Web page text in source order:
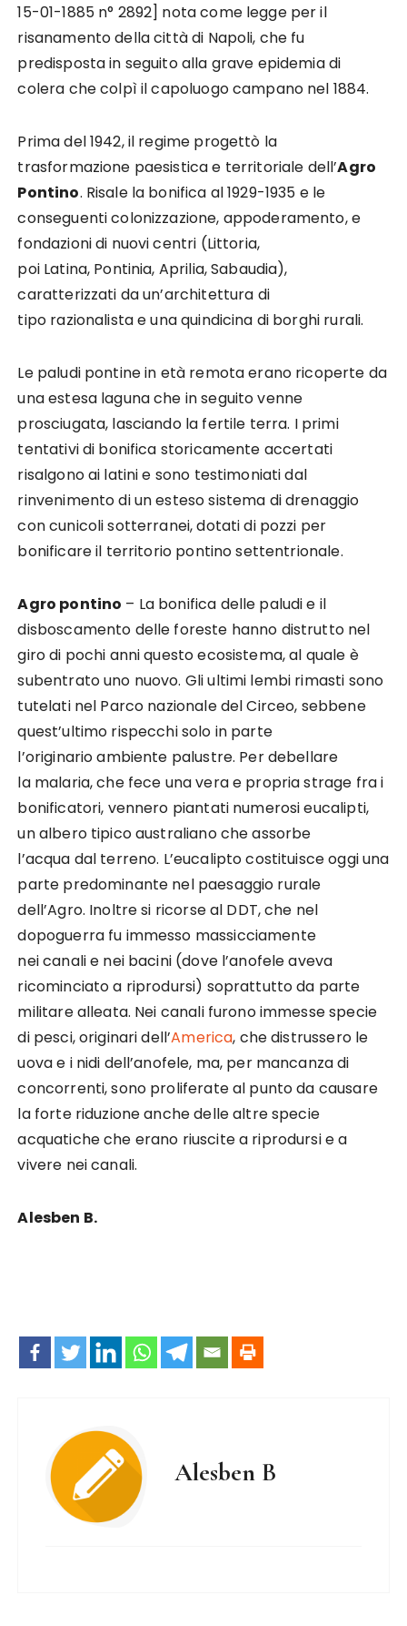
15-01-1885 n° 2892] nota come legge per il
risanamento della città di Napoli, che fu
predisposta in seguito alla grave epidemia di
colera che colpì il capoluogo campano nel 1884.
Prima del 1942, il regime progettò la
trasformazione paesistica e territoriale dell’Agro
Pontino. Risale la bonifica al 1929-1935 e le
conseguenti colonizzazione, appoderamento, e
fondazioni di nuovi centri (Littoria,
poi Latina, Pontinia, Aprilia, Sabaudia),
caratterizzati da un’architettura di
tipo razionalista e una quindicina di borghi rurali.
Le paludi pontine in età remota erano ricoperte da
una estesa laguna che in seguito venne
prosciugata, lasciando la fertile terra. I primi
tentativi di bonifica storicamente accertati
risalgono ai latini e sono testimoniati dal
rinvenimento di un esteso sistema di drenaggio
con cunicoli sotterranei, dotati di pozzi per
bonificare il territorio pontino settentrionale.
Agro pontino – La bonifica delle paludi e il
disboscamento delle foreste hanno distrutto nel
giro di pochi anni questo ecosistema, al quale è
subentrato uno nuovo. Gli ultimi lembi rimasti sono
tutelati nel Parco nazionale del Circeo, sebbene
quest’ultimo rispecchi solo in parte
l’originario ambiente palustre. Per debellare
la malaria, che fece una vera e propria strage fra i
bonificatori, vennero piantati numerosi eucalipti,
un albero tipico australiano che assorbe
l’acqua dal terreno. L’eucalipto costituisce oggi una
parte predominante nel paesaggio rurale
dell’Agro. Inoltre si ricorse al DDT, che nel
dopoguerra fu immesso massicciamente
nei canali e nei bacini (dove l’anofele aveva
ricominciato a riprodursi) soprattutto da parte
militare alleata. Nei canali furono immesse specie
di pesci, originari dell’America, che distrussero le
uova e i nidi dell’anofele, ma, per mancanza di
concorrenti, sono proliferate al punto da causare
la forte riduzione anche delle altre specie
acquatiche che erano riuscite a riprodursi e a
vivere nei canali.
Alesben B.
Alesben B